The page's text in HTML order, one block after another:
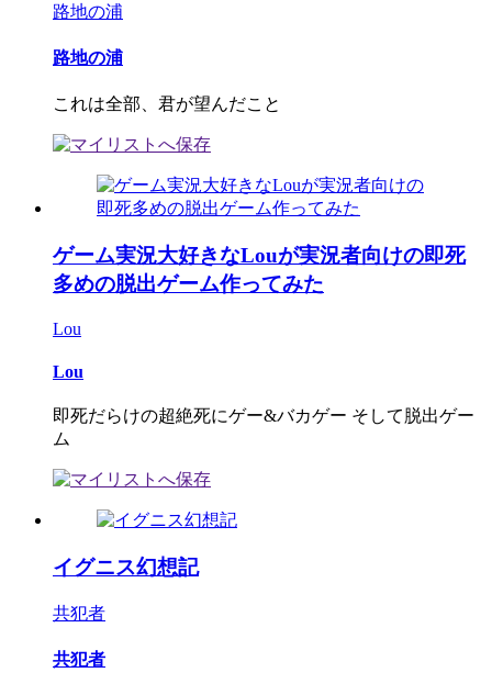
路地の浦
路地の浦
これは全部、君が望んだこと
ゲーム実況大好きなLouが実況者向けの即死
多めの脱出ゲーム作ってみた
Lou
Lou
即死だらけの超絶死にゲー&バカゲー そして脱出ゲー
ム
イグニス幻想記
共犯者
共犯者